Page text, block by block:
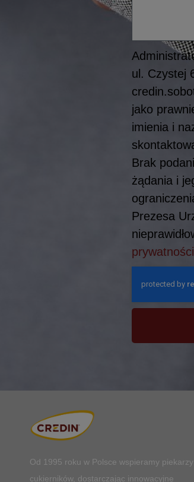
ul. Czystej
jako
imienia i
Brak
żądania i
Prezesa
Od 1995 roku w Polsce wspieramy
cukierników, dostarczając innowacyjne